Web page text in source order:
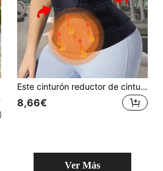
Este cinturón reductor de cintura está diseñado especialmente para mujeres. Es un cinturón de cintura integral para apretar y dar forma a la grasa abdominal con funciones de compresión y moldeado abdominal. Envuelve eficazmente el abdomen y absorbe el sudor, acelerando la quema de grasa y duplicando la descarga de sudor.
8,66€
Ver Más